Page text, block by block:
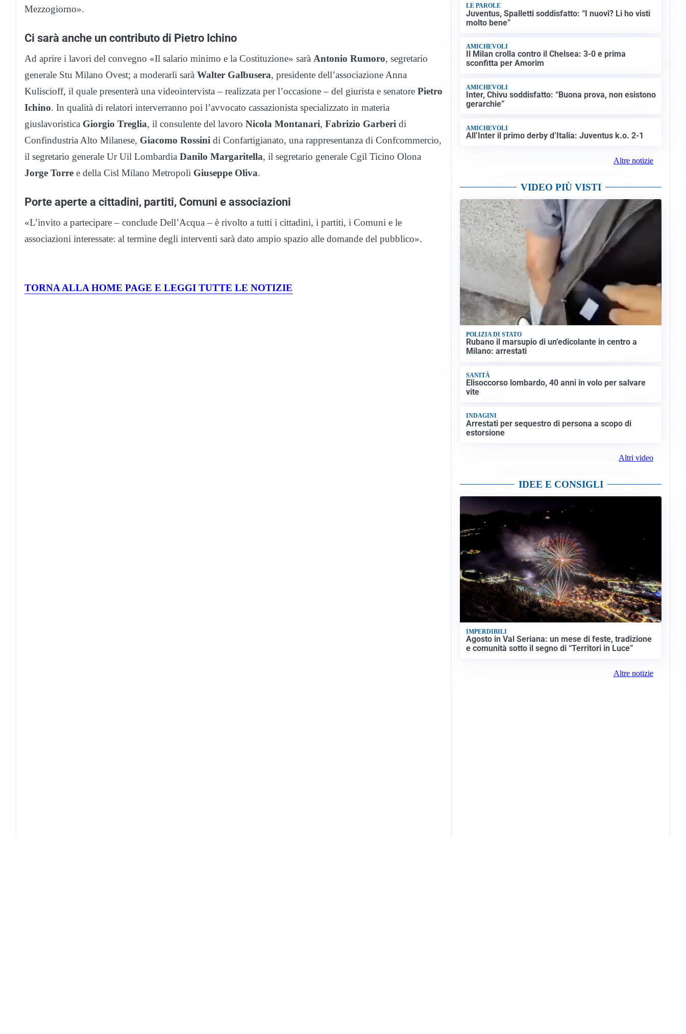
Mezzogiorno».
Ci sarà anche un contributo di Pietro Ichino
Ad aprire i lavori del convegno «Il salario minimo e la Costituzione» sarà Antonio Rumoro, segretario
generale Stu Milano Ovest; a moderarli sarà Walter Galbusera, presidente dell’associazione Anna
Kuliscioff, il quale presenterà una videointervista – realizzata per l’occasione – del giurista e senatore Pietro
Ichino. In qualità di relatori interverranno poi l’avvocato cassazionista specializzato in materia
giuslavoristica Giorgio Treglia, il consulente del lavoro Nicola Montanari, Fabrizio Garberi di
Confindustria Alto Milanese, Giacomo Rossini di Confartigianato, una rappresentanza di Confcommercio,
il segretario generale Ur Uil Lombardia Danilo Margaritella, il segretario generale Cgil Ticino Olona
Jorge Torre e della Cisl Milano Metropoli Giuseppe Oliva.
Porte aperte a cittadini, partiti, Comuni e associazioni
«L’invito a partecipare – conclude Dell’Acqua – è rivolto a tutti i cittadini, i partiti, i Comuni e le
associazioni interessate: al termine degli interventi sarà dato ampio spazio alle domande del pubblico».
TORNA ALLA HOME PAGE E LEGGI TUTTE LE NOTIZIE
LE PAROLE
Juventus, Spalletti soddisfatto: “I nuovi? Li ho visti
molto bene”
AMICHEVOLI
Il Milan crolla contro il Chelsea: 3-0 e prima
sconfitta per Amorim
AMICHEVOLI
Inter, Chivu soddisfatto: “Buona prova, non esistono
gerarchie”
AMICHEVOLI
All’Inter il primo derby d’Italia: Juventus k.o. 2-1
Altre notizie
VIDEO PIÙ VISTI
POLIZIA DI STATO
Rubano il marsupio di un’edicolante in centro a
Milano: arrestati
SANITÀ
Elisoccorso lombardo, 40 anni in volo per salvare
vite
INDAGINI
Arrestati per sequestro di persona a scopo di
estorsione
Altri video
IDEE E CONSIGLI
IMPERDIBILI
Agosto in Val Seriana: un mese di feste, tradizione
e comunità sotto il segno di “Territori in Luce”
Altre notizie